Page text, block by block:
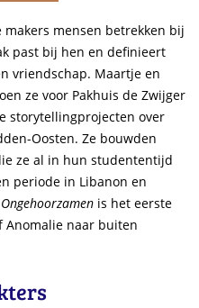
mensen betrekken bij
past bij hen en definieert
vriendschap. Maartje en
ze voor Pakhuis de Zwijger
storytellingprojecten over
Oosten. Ze bouwden
ze al in hun studententijd
periode in Libanon en
is het eerste
Anomalie naar buiten